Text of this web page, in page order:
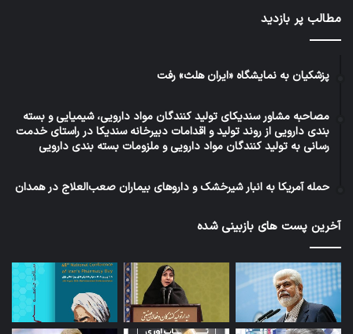
مطالب پر بازدید
پزشکیان به نمایشگاه «ایران هلث» رفت
مصاحبه مشاور سندیکای تولید کنندگان مواد دارویی، شیمیایی و بسته
بندی دارویی از روند تولید و اقدامات دبیرخانه سندیکا در راستای خدمت
رسانی به تولید کنندگان مواد دارویی و ملزومات بسته بندی دارویی
حمله آمریکا به انبار شیرخشک و داروهای بیماران صعب‌العلاج در همدان
آخرین پست های بازبینی شده